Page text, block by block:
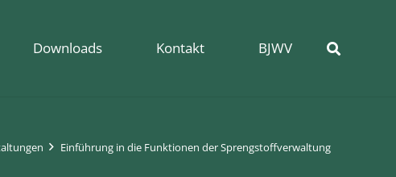
Downloads Kontakt BJWV
Einführung in die Funktionen der Sprengstoffverwaltung